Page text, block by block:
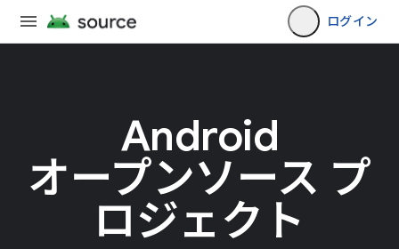
ログイン
Android
オープンソース プ
ロジェクト